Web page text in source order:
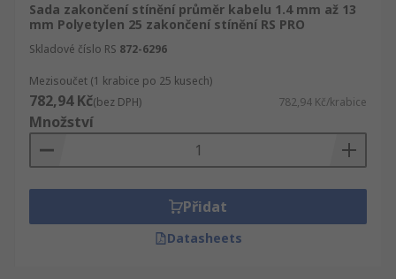
Sada zakončení stínění průměr kabelu 1.4 mm až 13
mm Polyetylen 25 zakončení stínění RS PRO
Skladové číslo RS 872-6296
Mezisoučet (1 krabice po 25 kusech)
782,94 Kč(bez DPH) 782,94 Kč/krabice
Množství
Přidat
Datasheets